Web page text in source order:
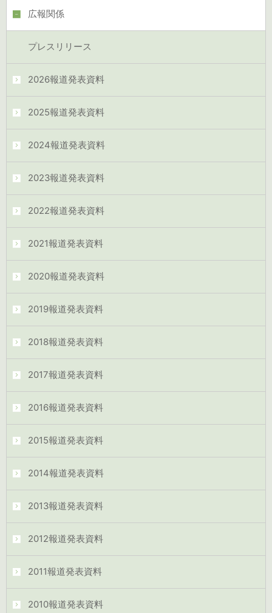
広報関係
プレスリリース
2026報道発表資料
2025報道発表資料
2024報道発表資料
2023報道発表資料
2022報道発表資料
2021報道発表資料
2020報道発表資料
2019報道発表資料
2018報道発表資料
2017報道発表資料
2016報道発表資料
2015報道発表資料
2014報道発表資料
2013報道発表資料
2012報道発表資料
2011報道発表資料
2010報道発表資料